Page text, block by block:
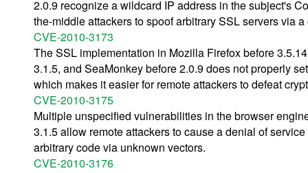
2.0.9 recognize a wildcard IP address in the subject's
the-middle attackers to spoof arbitrary SSL servers via
CVE-2010-3173
The SSL implementation in Mozilla Firefox before
3.1.5, and SeaMonkey before 2.0.9 does not properly
which makes it easier for remote attackers to defeat
CVE-2010-3175
Multiple unspecified vulnerabilities in the browser
3.1.5 allow remote attackers to cause a denial of
arbitrary code via unknown vectors.
CVE-2010-3176